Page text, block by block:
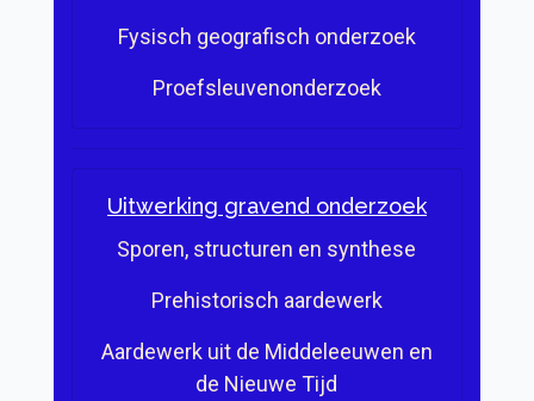
Fysisch geografisch onderzoek
Proefsleuvenonderzoek
Uitwerking gravend onderzoek
Sporen, structuren en synthese
Prehistorisch aardewerk
Aardewerk uit de Middeleeuwen en
de Nieuwe Tijd